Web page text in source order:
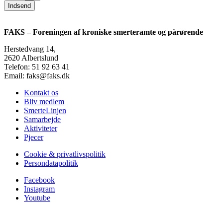
Indsend
FAKS – Foreningen af kroniske smerteramte og pårørende
Herstedvang 14,
2620 Albertslund
Telefon: 51 92 63 41
Email: faks@faks.dk
Kontakt os
Bliv medlem
SmerteLinjen
Samarbejde
Aktiviteter
Pjecer
Cookie & privatlivspolitik
Persondatapolitik
Facebook
Instagram
Youtube